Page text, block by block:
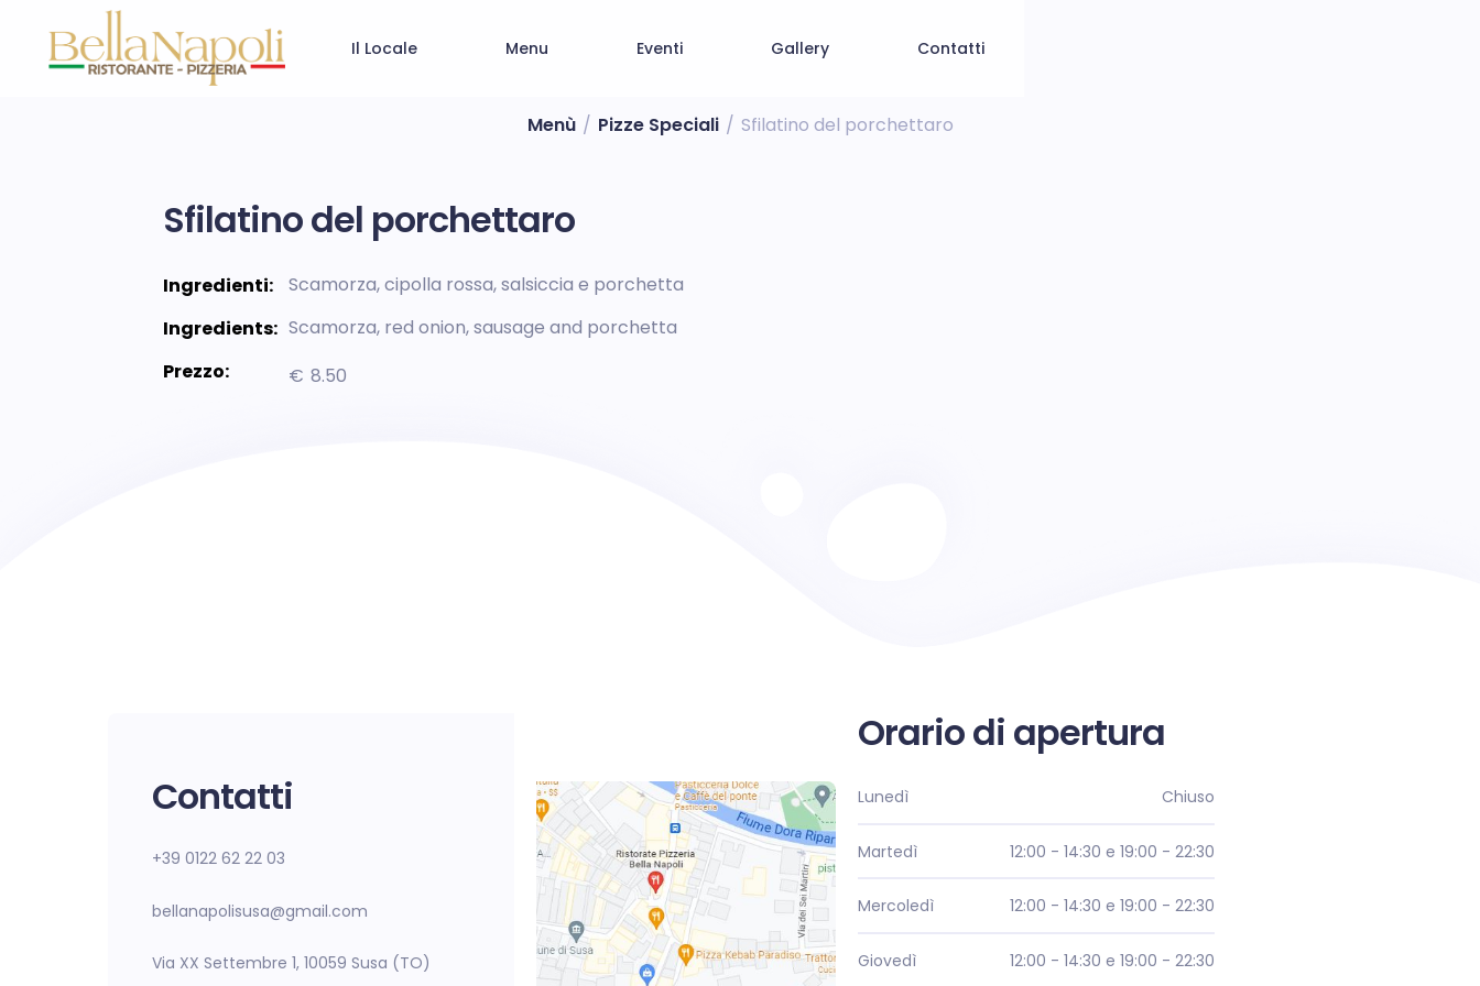
Il Locale Menu Eventi Gallery Contatti
Menù / Pizze Speciali / Sfilatino del porchettaro
Sfilatino del porchettaro
Ingredienti:
Scamorza, cipolla rossa, salsiccia e porchetta
Ingredients: Scamorza, red onion, sausage and porchetta
Prezzo:
€ 8.50
Contatti
+39 0122 62 22 03
bellanapolisusa@gmail.com
Via XX Settembre 1, 10059 Susa (TO)
Orario di apertura
Lunedì Chiuso
Martedì 12:00 - 14:30 e 19:00 - 22:30
Mercoledì 12:00 - 14:30 e 19:00 - 22:30
Giovedì 12:00 - 14:30 e 19:00 - 22:30